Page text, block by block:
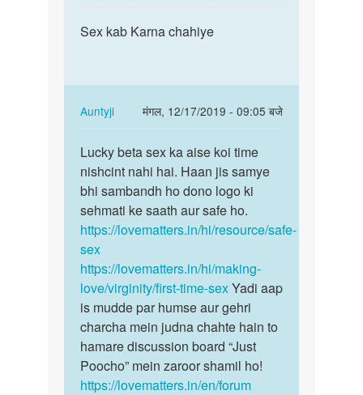
to
ki
sahi
age
samar
Sex
chahiye
Sex kab Karna chahiye
Auntyji
मंगल, 12/17/2019 - 09:05 बजे
In
reply
to
Sex
kab
Karna
chahiye
Lucky
rajput
Lucky
beta
sex
ka
aise
koi…
Lucky beta sex ka aise koi time
nishcint nahi hai. Haan jis samye
bhi sambandh ho dono logo ki
sehmati ke saath aur safe ho.
https://lovematters.in/hi/resource/safe-
sex
https://lovematters.in/hi/making-
love/virginity/first-time-sexYadi aap
is mudde par humse aur gehri
charcha mein judna chahte hain to
hamare discussion board “Just
Poocho” mein zaroor shamil ho!
https://lovematters.in/en/forum